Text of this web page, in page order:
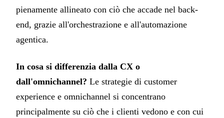
pienamente allineato con ciò che accade nel back-
end, grazie all'orchestrazione e all'automazione
agentica.
In cosa si differenzia dalla CX o
dall'omnichannel? Le strategie di customer
experience e omnichannel si concentrano
principalmente su ciò che i clienti vedono e con cui